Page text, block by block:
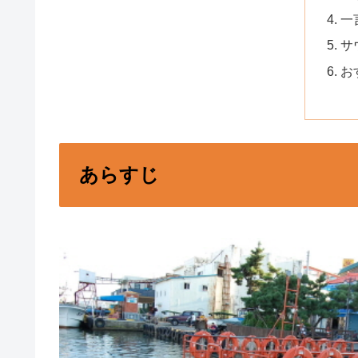
一
サ
お
あらすじ